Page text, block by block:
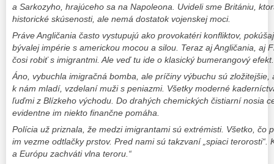
a Sarkozyho, hrajúceho sa na Napoleona. Uvideli sme Britániu,
historické skúsenosti, ale nemá dostatok vojenskej moci.
Práve Angličania často vystupujú ako provokatéri konfliktov,
bývalej impérie s americkou mocou a silou. Teraz aj Angličania, aj
čosi robiť s imigrantmi. Ale veď tu ide o klasický bumerangový efekt.
Áno, vybuchla imigračná bomba, ale príčiny výbuchu sú
k nám mladí, vzdelaní muži s peniazmi. Všetky moderné
ľuďmi z Blízkeho východu. Do drahých chemických čistiarní nosia
evidentne im niekto finančne pomáha.
Polícia už priznala, že medzi imigrantami sú extrémisti. Všetko, čo
im vezme odtlačky prstov. Pred nami sú takzvaní „spiaci terorosti“.
a Európu zachváti vlna teroru.“